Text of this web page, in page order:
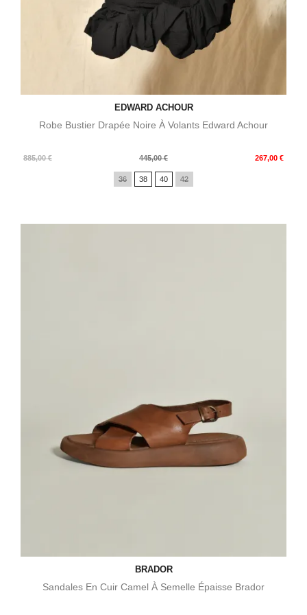
EDWARD ACHOUR
Robe Bustier Drapée Noire À Volants Edward Achour
885,00 €
Prix
445,00 € 267,00 €
Prix
36 38 40 42
BRADOR
Sandales En Cuir Camel À Semelle Épaisse Brador